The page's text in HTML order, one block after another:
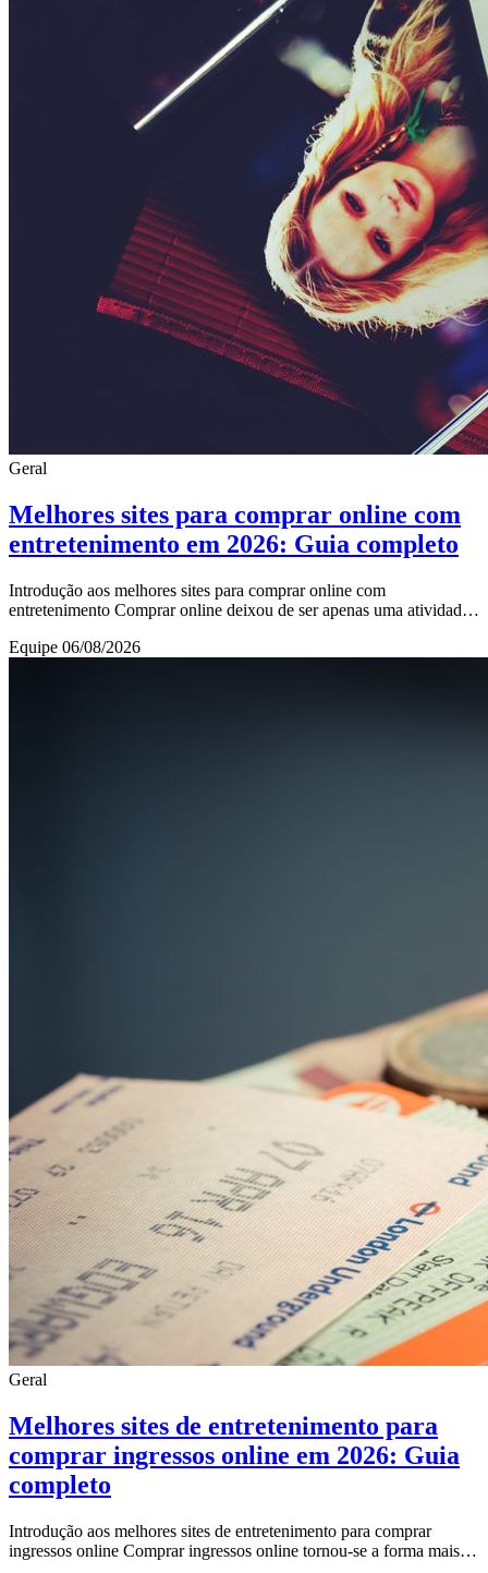
Geral
Melhores sites para comprar online com
entretenimento em 2026: Guia completo
Introdução aos melhores sites para comprar online com
entretenimento Comprar online deixou de ser apenas uma atividade
Equipe 06/08/2026
Geral
Melhores sites de entretenimento para
comprar ingressos online em 2026: Guia
completo
Introdução aos melhores sites de entretenimento para comprar
ingressos online Comprar ingressos online tornou-se a forma mais